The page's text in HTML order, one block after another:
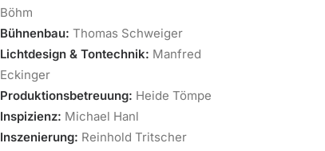
Böhm
Bühnenbau: Thomas Schweiger
Lichtdesign & Tontechnik: Manfred
Eckinger
Produktionsbetreuung: Heide Tömpe
Inspizienz: Michael Hanl
Inszenierung: Reinhold Tritscher